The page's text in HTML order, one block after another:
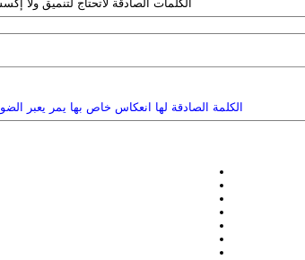
الكلمات الصادقة لاتحتاج لتنميق ولا
الكلمة الصادقة لها انعكاس خاص بها يمر يعبر